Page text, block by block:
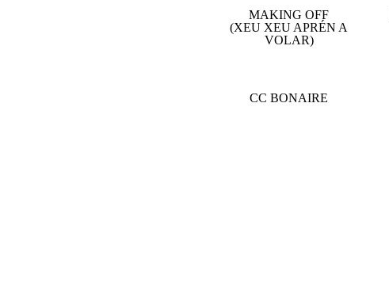
MAKING OFF
(XEU XEU APRÉN A
VOLAR)
CC BONAIRE